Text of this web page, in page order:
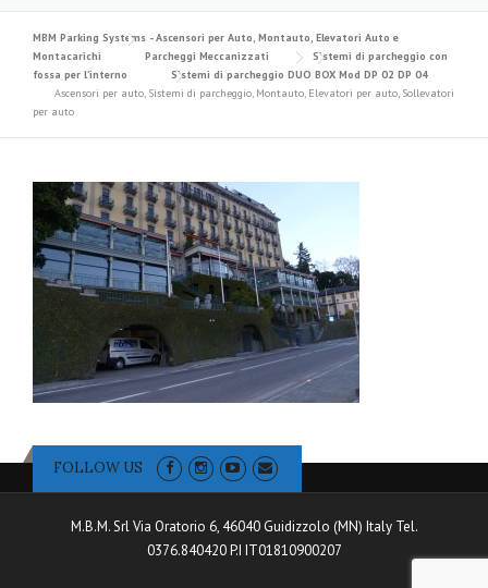
MBM Parking Systems - Ascensori per Auto, Montauto, Elevatori Auto e
Montacarichi
Parcheggi Meccanizzati
Sistemi di parcheggio con
fossa per l’interno
Sistemi di parcheggio DUO BOX Mod DP 02 DP 04
Ascensori per auto, Sistemi di parcheggio, Montauto, Elevatori per auto, Sollevatori
per auto
FOLLOW US
M.B.M. Srl Via Oratorio 6, 46040 Guidizzolo (MN) Italy Tel.
0376.840420 P.I IT01810900207